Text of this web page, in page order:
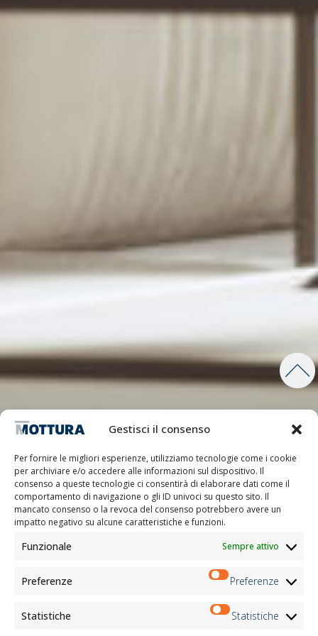
Gestisci il consenso
Per fornire le migliori esperienze, utilizziamo tecnologie come i cookie
per archiviare e/o accedere alle informazioni sul dispositivo. Il
consenso a queste tecnologie ci consentirà di elaborare dati come il
comportamento di navigazione o gli ID univoci su questo sito. Il
mancato consenso o la revoca del consenso potrebbero avere un
impatto negativo su alcune caratteristiche e funzioni.
Funzionale Sempre attivo
Preferenze Preferenze
Statistiche Statistiche